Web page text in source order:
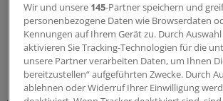
Gesundheitsministerin Kristin Alheit
Einrichtung, weil der Bedarf an
Beratung und Betreuung zunehmen
bei den Landesärztekammern
Ärzte, die in ganz Deutschland mit
Wir und unsere 145-Partner speichern und
personenbezogene Daten wie Browserdaten
Kennungen auf Ihrem Gerät zu. Durch
aktivieren Sie Tracking-Technologien für die
unsere Partner verarbeiten Daten, um Ihnen
bereitzustellen“ aufgeführten Zwecke. Durch
ablehnen oder Widerruf Ihrer Einwilligung